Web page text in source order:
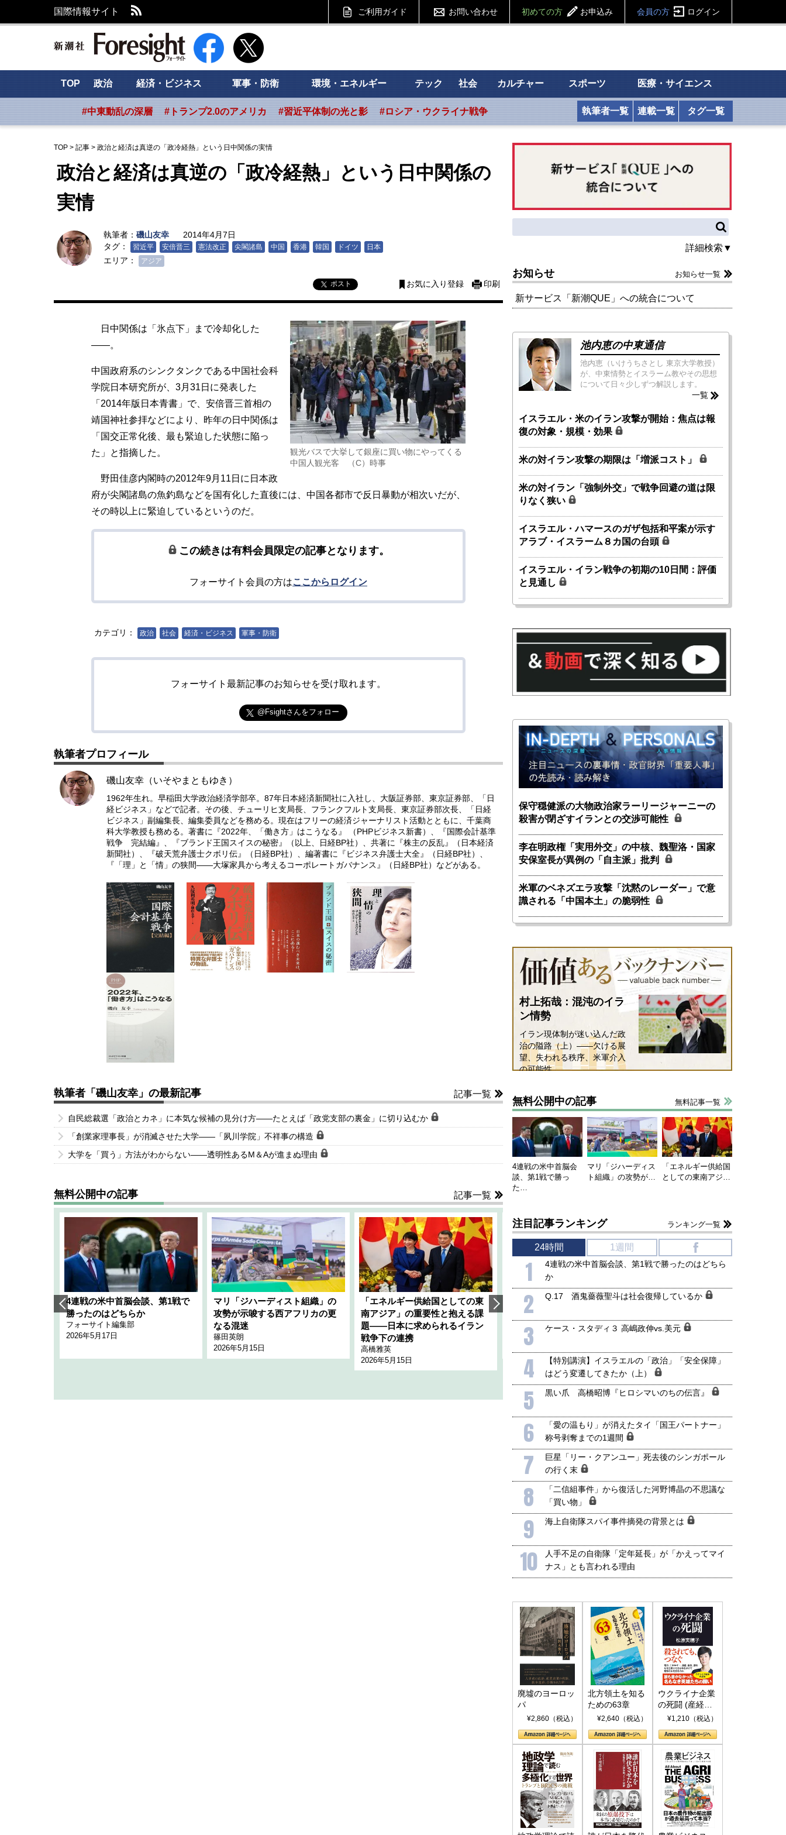
国際情報サイト ご利用ガイド お問い合わせ 初めての方 お申込み 会員の方 ログイン
新潮社 Foresight フォーサイト
TOP 政治 経済・ビジネス 軍事・防衛 環境・エネルギー テック 社会 カルチャー スポーツ 医療・サイエンス
#中東動乱の深層 #トランプ2.0のアメリカ #習近平体制の光と影 #ロシア・ウクライナ戦争 執筆者一覧 連載一覧 タグ一覧
TOP > 記事 > 政治と経済は真逆の「政冷経熱」という日中関係の実情
政治と経済は真逆の「政冷経熱」という日中関係の
実情
執筆者： 磯山友幸
2014年4月7日
タグ：
習近平 安倍晋三 憲法改正 尖閣諸島 中国 香港 韓国 ドイツ 日本
エリア： アジア
ポスト お気に入り登録 印刷
観光バスで大挙して銀座に買い物にやってくる
中国人観光客 （C）時事
日中関係は「氷点下」まで冷却化した
――。
中国政府系のシンクタンクである中国社会科
学院日本研究所が、3月31日に発表した
「2014年版日本青書」で、安倍晋三首相の
靖国神社参拝などにより、昨年の日中関係は
「国交正常化後、最も緊迫した状態に陥っ
た」と指摘した。
野田佳彦内閣時の2012年9月11日に日本政
府が尖閣諸島の魚釣島などを国有化した直後には、中国各都市で反日暴動が相次いだが、
その時以上に緊迫しているというのだ。
この続きは有料会員限定の記事となります。
フォーサイト会員の方はここからログイン
カテゴリ： 政治 社会 経済・ビジネス 軍事・防衛
フォーサイト最新記事のお知らせを受け取れます。
@Fsightさんをフォロー
執筆者プロフィール
磯山友幸（いそやまともゆき）
1962年生れ。早稲田大学政治経済学部卒。87年日本経済新聞社に入社し、大阪証券部、東京証券部、「日
経ビジネス」などで記者。その後、チューリヒ支局長、フランクフルト支局長、東京証券部次長、「日経
ビジネス」副編集長、編集委員などを務める。現在はフリーの経済ジャーナリスト活動とともに、千葉商
科大学教授も務める。著書に『2022年、「働き方」はこうなる』 （PHPビジネス新書）、『国際会計基準
戦争 完結編』、『ブランド王国スイスの秘密』（以上、日経BP社）、共著に『株主の反乱』（日本経済
新聞社）、『破天荒弁護士クボリ伝』（日経BP社）、編著書に『ビジネス弁護士大全』（日経BP社）、
『「理」と「情」の狭間――大塚家具から考えるコーポレートガバナンス』（日経BP社）などがある。
執筆者「磯山友幸」の最新記事 記事一覧
自民総裁選「政治とカネ」に本気な候補の見分け方――たとえば「政党支部の裏金」に切り込むか
「創業家理事長」が消滅させた大学――「夙川学院」不祥事の構造
大学を「買う」方法がわからない――透明性あるM＆Aが進まぬ理由
無料公開中の記事 記事一覧
4連戦の米中首脳会談、第1戦で
勝ったのはどちらか
フォーサイト編集部
2026年5月17日
マリ「ジハーディスト組織」の
攻勢が示唆する西アフリカの更
なる混迷
篠田英朗
2026年5月15日
「エネルギー供給国としての東
南アジア」の重要性と抱える課
題――日本に求められるイラン
戦争下の連携
高橋雅英
2026年5月15日
韓国にも理解してほしい「極東
1905年体制」における日米韓安
全保障協力の意味
千々和泰明
2026年5月15日
ホルムズ海峡危機で加速したエ
行き着くリスク
詳細検索▼
お知らせ お知らせ一覧
新サービス「新潮QUE」への統合について
池内恵の中東通信
池内恵（いけうちさとし 東京大学教授）
が、中東情勢とイスラーム教やその思想
について日々少しずつ解説します。
一覧
イスラエル・米のイラン攻撃が開始：焦点は報
復の対象・規模・効果
米の対イラン攻撃の期限は「増派コスト」
米の対イラン「強制外交」で戦争回避の道は限
りなく狭い
イスラエル・ハマースのガザ包括和平案が示す
アラブ・イスラーム８カ国の台頭
イスラエル・イラン戦争の初期の10日間：評価
と見通し
保守穏健派の大物政治家ラーリージャーニーの
殺害が閉ざすイランとの交渉可能性
李在明政権「実用外交」の中核、魏聖洛・国家
安保室長が異例の「自主派」批判
米軍のベネズエラ攻撃「沈黙のレーダー」で意
識される「中国本土」の脆弱性
村上拓哉：混沌のイラ
ン情勢
イラン現体制が迷い込んだ政
治の隘路（上）――欠ける展
望、失われる秩序、米軍介入
の可能性
無料公開中の記事 無料記事一覧
4連戦の米中首脳会
談、第1戦で勝っ
た…
マリ「ジハーディス
ト組織」の攻勢が…
「エネルギー供給国
としての東南アジ…
注目記事ランキング ランキング一覧
24時間 1週間
1
4連戦の米中首脳会談、第1戦で勝ったのはどちら
か
2 Q.17 酒鬼薔薇聖斗は社会復帰しているか
3 ケース・スタディ３ 高嶋政伸vs.美元
4
【特別講演】イスラエルの「政治」「安全保障」
はどう変遷してきたか（上）
5 黒い爪 高橋昭博『ヒロシマいのちの伝言』
6
「愛の温もり」が消えたタイ「国王パートナー」
称号剥奪までの1週間
7
巨星「リー・クアンユー」死去後のシンガポール
の行く末
8
「二信組事件」から復活した河野博晶の不思議な
「買い物」
9 海上自衛隊スパイ事件摘発の背景とは
10
人手不足の自衛隊「定年延長」が「かえってマイ
ナス」とも言われる理由
廃墟のヨーロッ
パ
¥2,860（税込）
北方領土を知る
ための63章
¥2,640（税込）
ウクライナ企業
の死闘 (産経セ
レクト S 039)
¥1,210（税込）